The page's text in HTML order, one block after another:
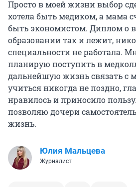
Просто в моей жизни выбор
хотела быть медиком, а мама
быть экономистом. Диплом о
образовании так и лежит,
специальности не работала.
планирую поступить в
дальнейшую жизнь связать с
учиться никогда не поздно,
нравилось и приносило
позволяю дочери
жизнь.
Юлия Мальцева
Журналист